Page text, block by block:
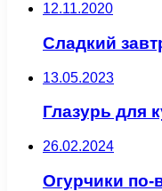
12.11.2020
Сладкий
13.05.2023
Глазурь для
26.02.2024
Огурчики по-